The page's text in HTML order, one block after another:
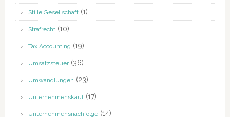
Stille Gesellschaft(1)
Strafrecht(10)
Tax Accounting (19)
Umsatzsteuer(36)
Umwandlungen (23)
Unternehmenskauf(17)
Unternehmensnachfolge(14)